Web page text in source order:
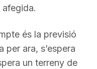
és la previsió
per ara, s’espera
un terreny de